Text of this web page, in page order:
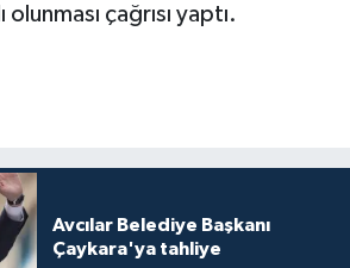
çağrısı yaptı.
Avcılar Belediye Başkanı
Çaykara'ya tahliye